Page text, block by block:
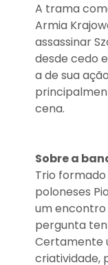
A trama
Armia
assassinar
desde cedo
a de sua
cena.
Sobre a
Trio
poloneses
um encontro
pergunta
Certamente
criatividade,